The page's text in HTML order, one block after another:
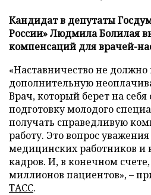
Кандидат в депутаты
России» Людмила Болилая
компенсаций для врачей-
«Наставничество не должно
дополнительную
Врач, который берет на себя
подготовку молодого
получать справедливую
работу. Это вопрос
медицинских работников и
кадров. И, в конечном счете,
миллионов пациентов», –
ТАСС.